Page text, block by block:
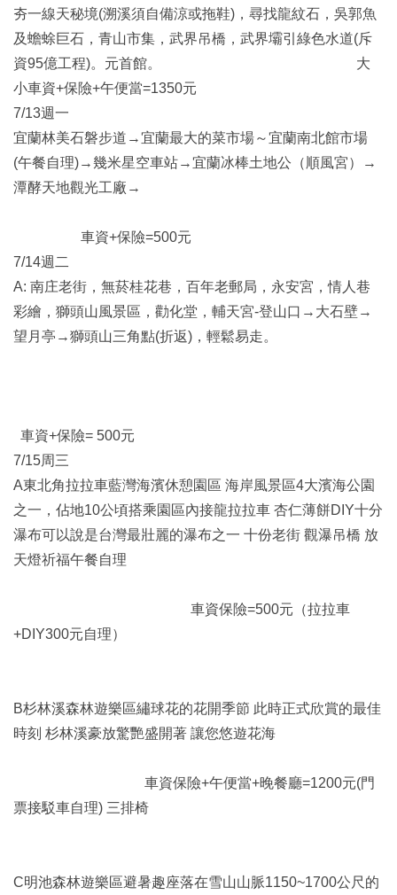
夯一線天秘境(溯溪須自備涼或拖鞋)，尋找龍紋石，吳郭魚
及蟾蜍巨石，青山市集，武界吊橋，武界壩引綠色水道(斥
資95億工程)。元首館。 大
小車資+保險+午便當=1350元
7/13週一
宜蘭林美石磐步道→宜蘭最大的菜市場～宜蘭南北館市場
(午餐自理)→幾米星空車站→宜蘭冰棒土地公（順風宮）→
潭酵天地觀光工廠→
車資+保險=500元
7/14週二
A: 南庄老街，無菸桂花巷，百年老郵局，永安宮，情人巷
彩繪，獅頭山風景區，勸化堂，輔天宮-登山口→大石壁→
望月亭→獅頭山三角點(折返)，輕鬆易走。
車資+保險= 500元
7/15周三
A東北角拉拉車藍灣海濱休憩園區 海岸風景區4大濱海公園
之一，佔地10公頃搭乘園區內接龍拉拉車 杏仁薄餅DIY十分
瀑布可以說是台灣最壯麗的瀑布之一 十份老街 觀瀑吊橋 放
天燈祈福午餐自理
車資保險=500元（拉拉車
+DIY300元自理）
B杉林溪森林遊樂區繡球花的花開季節 此時正式欣賞的最佳
時刻 杉林溪豪放驚艷盛開著 讓您悠遊花海
車資保險+午便當+晚餐廳=1200元(門
票接駁車自理) 三排椅
C明池森林遊樂區避暑趣座落在雪山山脈1150~1700公尺的